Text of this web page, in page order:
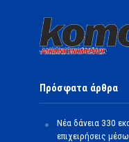
Πρόσφατα άρθρα
Νέα δάνεια 330
επιχειρήσεις μέσω